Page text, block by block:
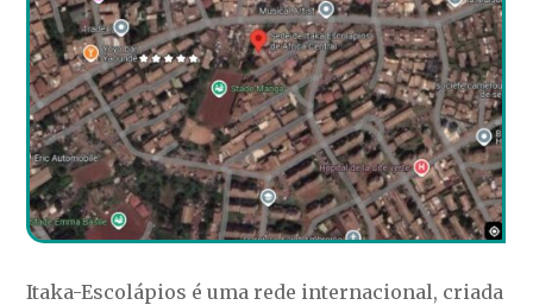
Itaka-Escolápios é uma rede internacional, criada